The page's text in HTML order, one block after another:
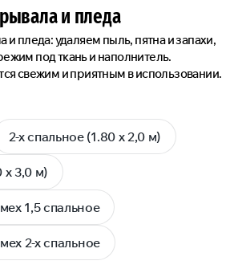
и пледа
и пледа: удаляем пыль, пятна и запахи,
под ткань и наполнитель.
свежим и приятным в использовании.
2-х спальное (1.80 x 2,0 м)
x 3,0 м)
1,5 спальное
2-х спальное